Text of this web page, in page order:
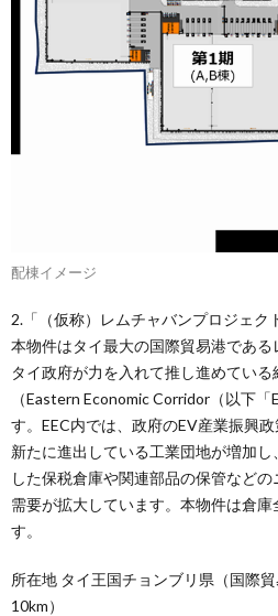
配棟イメージ
2.「（仮称）レムチャバンプロジェク
本物件はタイ最大の国際貿易港である
タイ政府が力を入れて推し進めてい
（Eastern Economic Corridor（以下
す。EEC内では、政府のEV産業振興
新たに進出している工業団地が増加
した保税倉庫や関連部品の保管など
需要が拡大しています。本物件は倉
す。
所在地 タイ王国チョンブリ県（国際
10km）